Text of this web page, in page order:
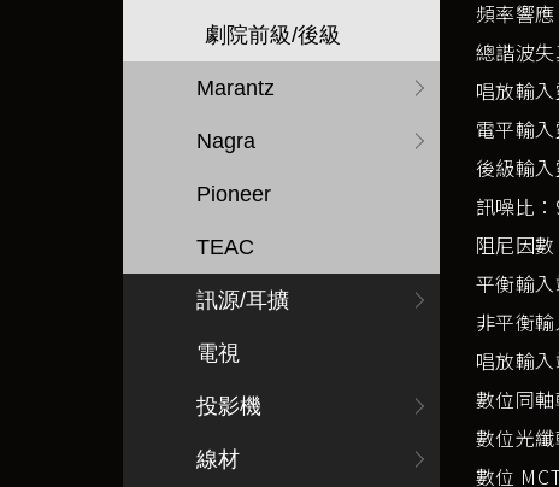
劇院前級/後級
Marantz
Nagra
Pioneer
TEAC
訊源/耳擴
電視
投影機
線材
頻率響
總諧波
唱放輸
電平輸
後級輸
訊噪比
阻尼因
平衡輸
非平衡
唱放輸
數位同
數位光
數位